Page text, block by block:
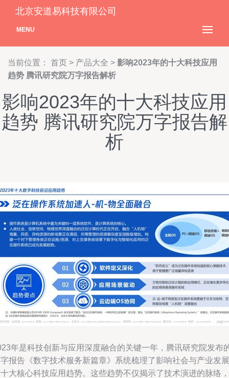
北京安道易科技有限公司
MENU
当前位置： 首页 > 产品大全 > 影响2023年的十大科技应用
趋势 腾讯研究院万字报告解析
影响2023年的十大科技应用
趋势 腾讯研究院万字报告解
析
年是科技创新与应用深度融合的关键一年，腾讯研究院发布
报告《数字技术服务新篇章》系统梳理了影响社会与产业发展
大核心科技应用趋势。这些趋势不仅揭示了技术演进的脉络，